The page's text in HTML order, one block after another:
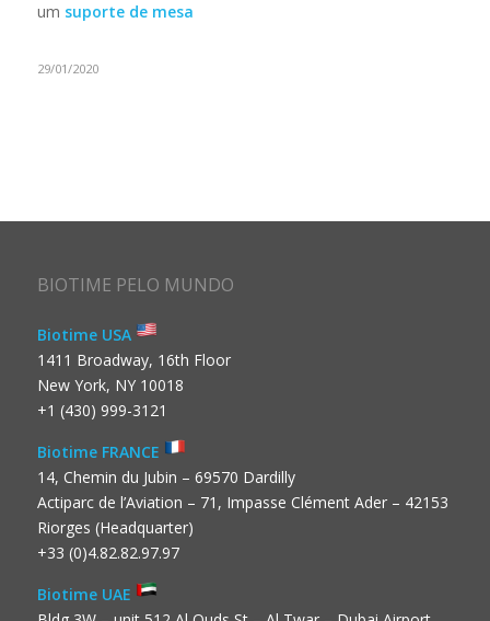
um suporte de mesa
29/01/2020
BIOTIME PELO MUNDO
Biotime USA
1411 Broadway, 16th Floor
New York, NY 10018
+1 (430) 999-3121
Biotime FRANCE
14, Chemin du Jubin – 69570 Dardilly
Actiparc de l’Aviation – 71, Impasse Clément Ader – 42153
Riorges (Headquarter)
+33 (0)4.82.82.97.97
Biotime UAE